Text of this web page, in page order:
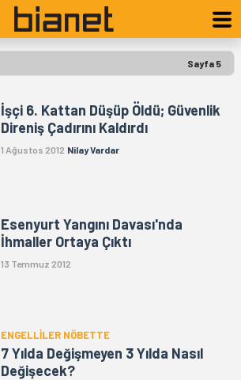
Sayfa 5
İşçi 6. Kattan Düşüp Öldü; Güvenlik
Direniş Çadırını Kaldırdı
1 Ağustos 2012 Nilay Vardar
Esenyurt Yangını Davası'nda
İhmaller Ortaya Çıktı
13 Temmuz 2012
ENGELLİLER NÖBETTE
7 Yılda Değişmeyen 3 Yılda Nasıl
Değişecek?